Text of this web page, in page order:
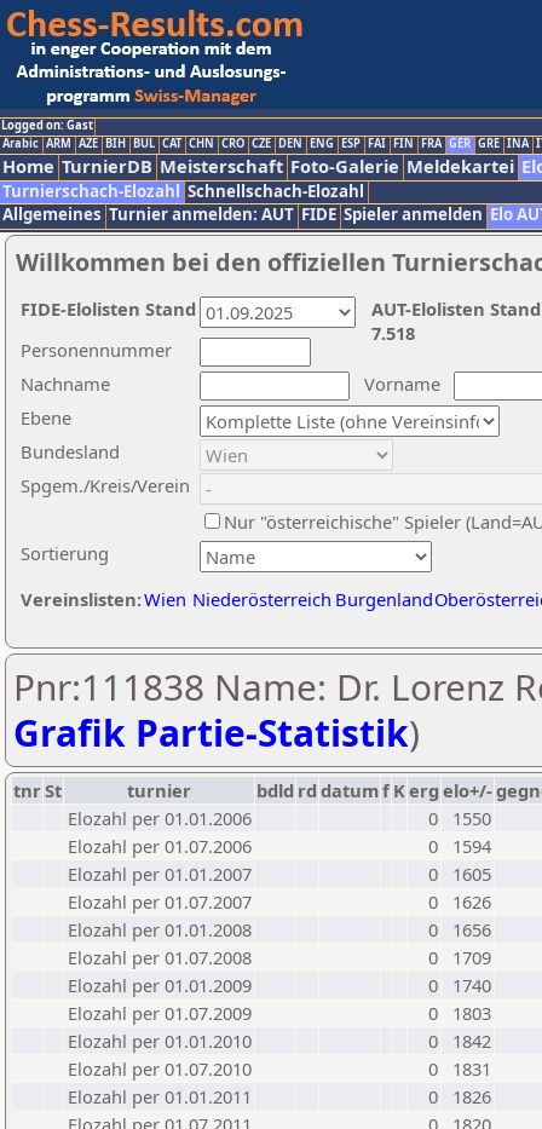
Logged on: Gast
Arabic ARM AZE BIH BUL CAT CHN CRO CZE DEN ENG ESP FAI FIN FRA GER GRE INA
Home TurnierDB Meisterschaft Foto-Galerie Meldekartei
Turnierschach-Elozahl Schnellschach-Elozahl
Allgemeines Turnier anmelden: AUT FIDE Spieler anmelden Elo
Willkommen bei den offiziellen
Nachname
Vorname
Ebene
Sortierung
Personennummer
Bundesland
Spgem./Kreis/Verein
Nur "österreichische" Spieler
Vereinslisten:Wien Niederösterreich Burgenland
AUT-Elolisten
7.518
FIDE-Elolisten Stand
Pnr:111838 Name: Dr. Lorenz
Grafik Partie-Statistik)
tnrSt turnier bdld rd datumf Kerg elo+/-
Elozahl per 01.01.2006
0
1550
Elozahl per 01.07.2006
0
1594
Elozahl per 01.01.2007
0
1605
Elozahl per 01.07.2007
0
1626
Elozahl per 01.01.2008
0
1656
Elozahl per 01.07.2008
0
1709
Elozahl per 01.01.2009
0
1740
Elozahl per 01.07.2009
0
1803
Elozahl per 01.01.2010
0
1842
Elozahl per 01.07.2010
0
1831
Elozahl per 01.01.2011
0
1826
Elozahl per 01.07.2011
0
1820